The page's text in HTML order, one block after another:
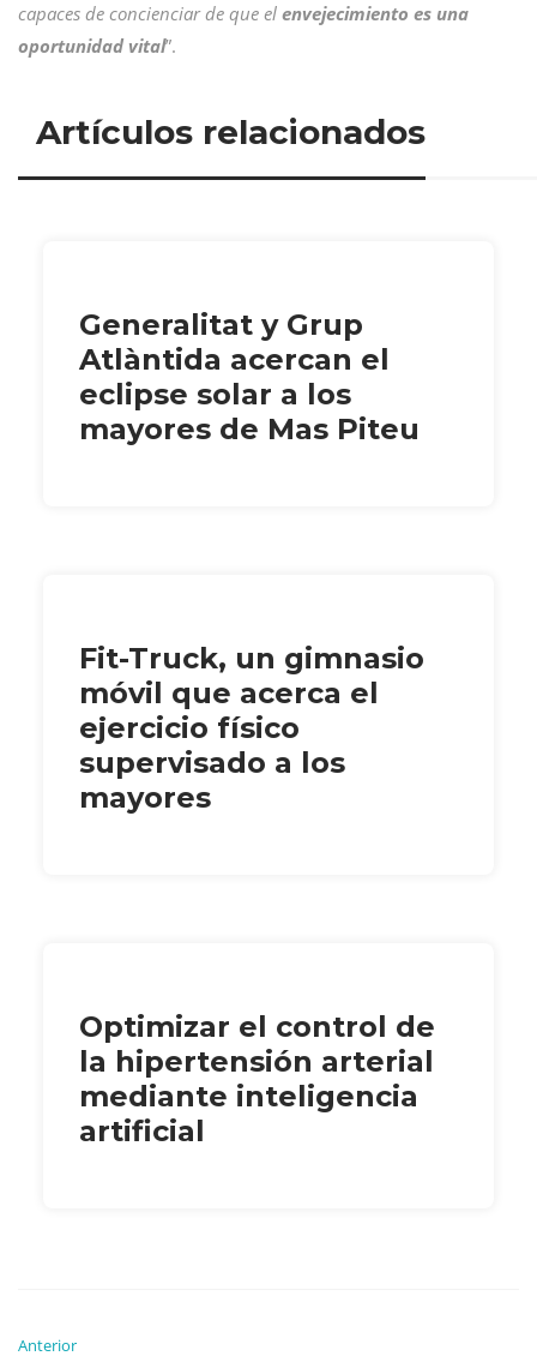
capaces de concienciar de que el envejecimiento es una
oportunidad vital”.
Artículos relacionados
Generalitat y Grup
Atlàntida acercan el
eclipse solar a los
mayores de Mas Piteu
Fit-Truck, un gimnasio
móvil que acerca el
ejercicio físico
supervisado a los
mayores
Optimizar el control de
la hipertensión arterial
mediante inteligencia
artificial
Anterior